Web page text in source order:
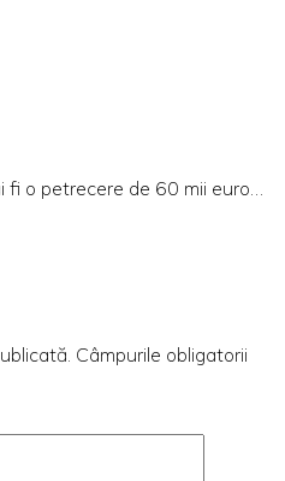
fi o petrecere de 60 mii euro…
Câmpurile obligatorii